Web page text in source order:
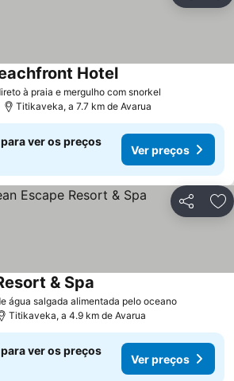
à praia e mergulho com snorkel
Hotel
Titikaveka, a 7.7 km de Avarua
ver os preços
Ver preços
Partilhar
água salgada alimentada pelo oceano
& Spa
Titikaveka, a 4.9 km de Avarua
ver os preços
Ver preços